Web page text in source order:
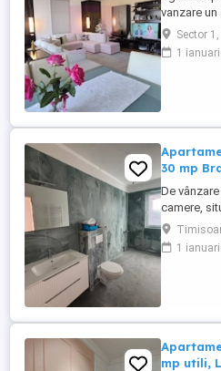
vanzare un
imobil tip
P+4+M,
doar două
Sector
1
30 mp
De
camere,
bloc nou
Suprafață
30 mp
1
mp utili,